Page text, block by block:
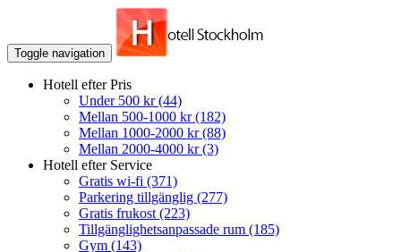
Toggle navigation
Hotell efter Pris
Under 500 kr(44)
Mellan 500-1000 kr(182)
Mellan 1000-2000 kr(88)
Mellan 2000-4000 kr(3)
Hotell efter Service
Gratis wi-fi (371)
Parkering tillgänglig (277)
Gratis frukost (223)
Tillgänglighetsanpassade rum (185)
Gym (143)